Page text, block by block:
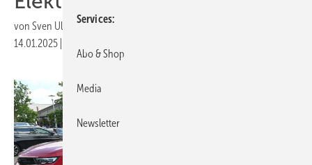
von Sven Ullrich
14.01.2025
Services
Abo & Shop
Media
Newsletter